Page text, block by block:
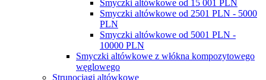
Smyczki altówkowe od 15 001 PLN
Smyczki altówkowe od 2501 PLN - 5000
PLN
Smyczki altówkowe od 5001 PLN -
10000 PLN
Smyczki altówkowe z włókna kompozytowego
węglowego
Strunociągi altówkowe